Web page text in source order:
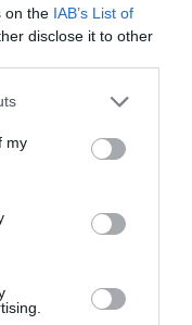
on the IAB’s List of
disclose it to other
or more Google
You may click to
third-party tags to
in below Google
my
a régiek